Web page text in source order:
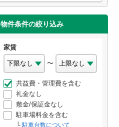
物件条件の絞り込み
家賃
〜
共益費・管理費を含む
礼金なし
敷金/保証金なし
駐車場料金を含む
駐車台数について